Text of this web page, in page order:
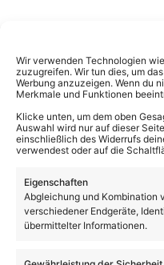
Wir verwenden Technologien
zuzugreifen. Wir tun dies, um
Werbung anzuzeigen. Wenn du
Merkmale und Funktionen
Klicke unten, um dem oben
Auswahl wird nur auf dieser
einschließlich des Widerrufs
verwendest oder auf die
Eigenschaften
Abgleichung und Kombination
verschiedener Endgeräte,
übermittelter Informationen.